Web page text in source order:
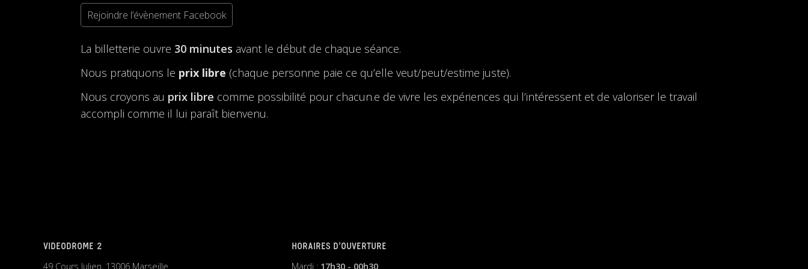
Rejoindre l’évènement Facebook
La billetterie ouvre 30 minutes avant le début de chaque séance.
Nous pratiquons le prix libre (chaque personne paie ce qu’elle veut/peut/estime juste).
Nous croyons au prix libre comme possibilité pour chacun.e de vivre les expériences qui l’intéressent et de valoriser le travail
accompli comme il lui paraît bienvenu.
VIDEODROME 2
49 Cours Julien, 13006 Marseille
HORAIRES D’OUVERTURE
Mardi : 17h30 - 00h30